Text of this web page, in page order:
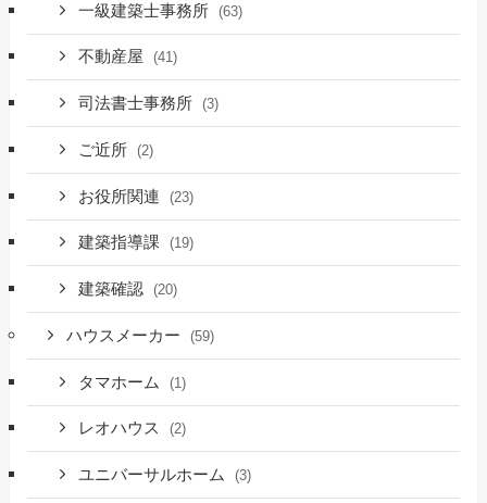
一級建築士事務所 (63)
不動産屋 (41)
司法書士事務所 (3)
ご近所 (2)
お役所関連 (23)
建築指導課 (19)
建築確認 (20)
ハウスメーカー (59)
タマホーム (1)
レオハウス (2)
ユニバーサルホーム (3)